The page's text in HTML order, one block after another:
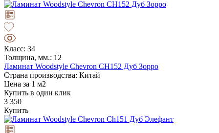
Класс: 34
Толщина, мм.: 12
Ламинат Woodstyle Chevron CH152 Дуб Зорро
Страна производства: Китай
Цена за 1 м2
Купить в один клик
3 350
Купить